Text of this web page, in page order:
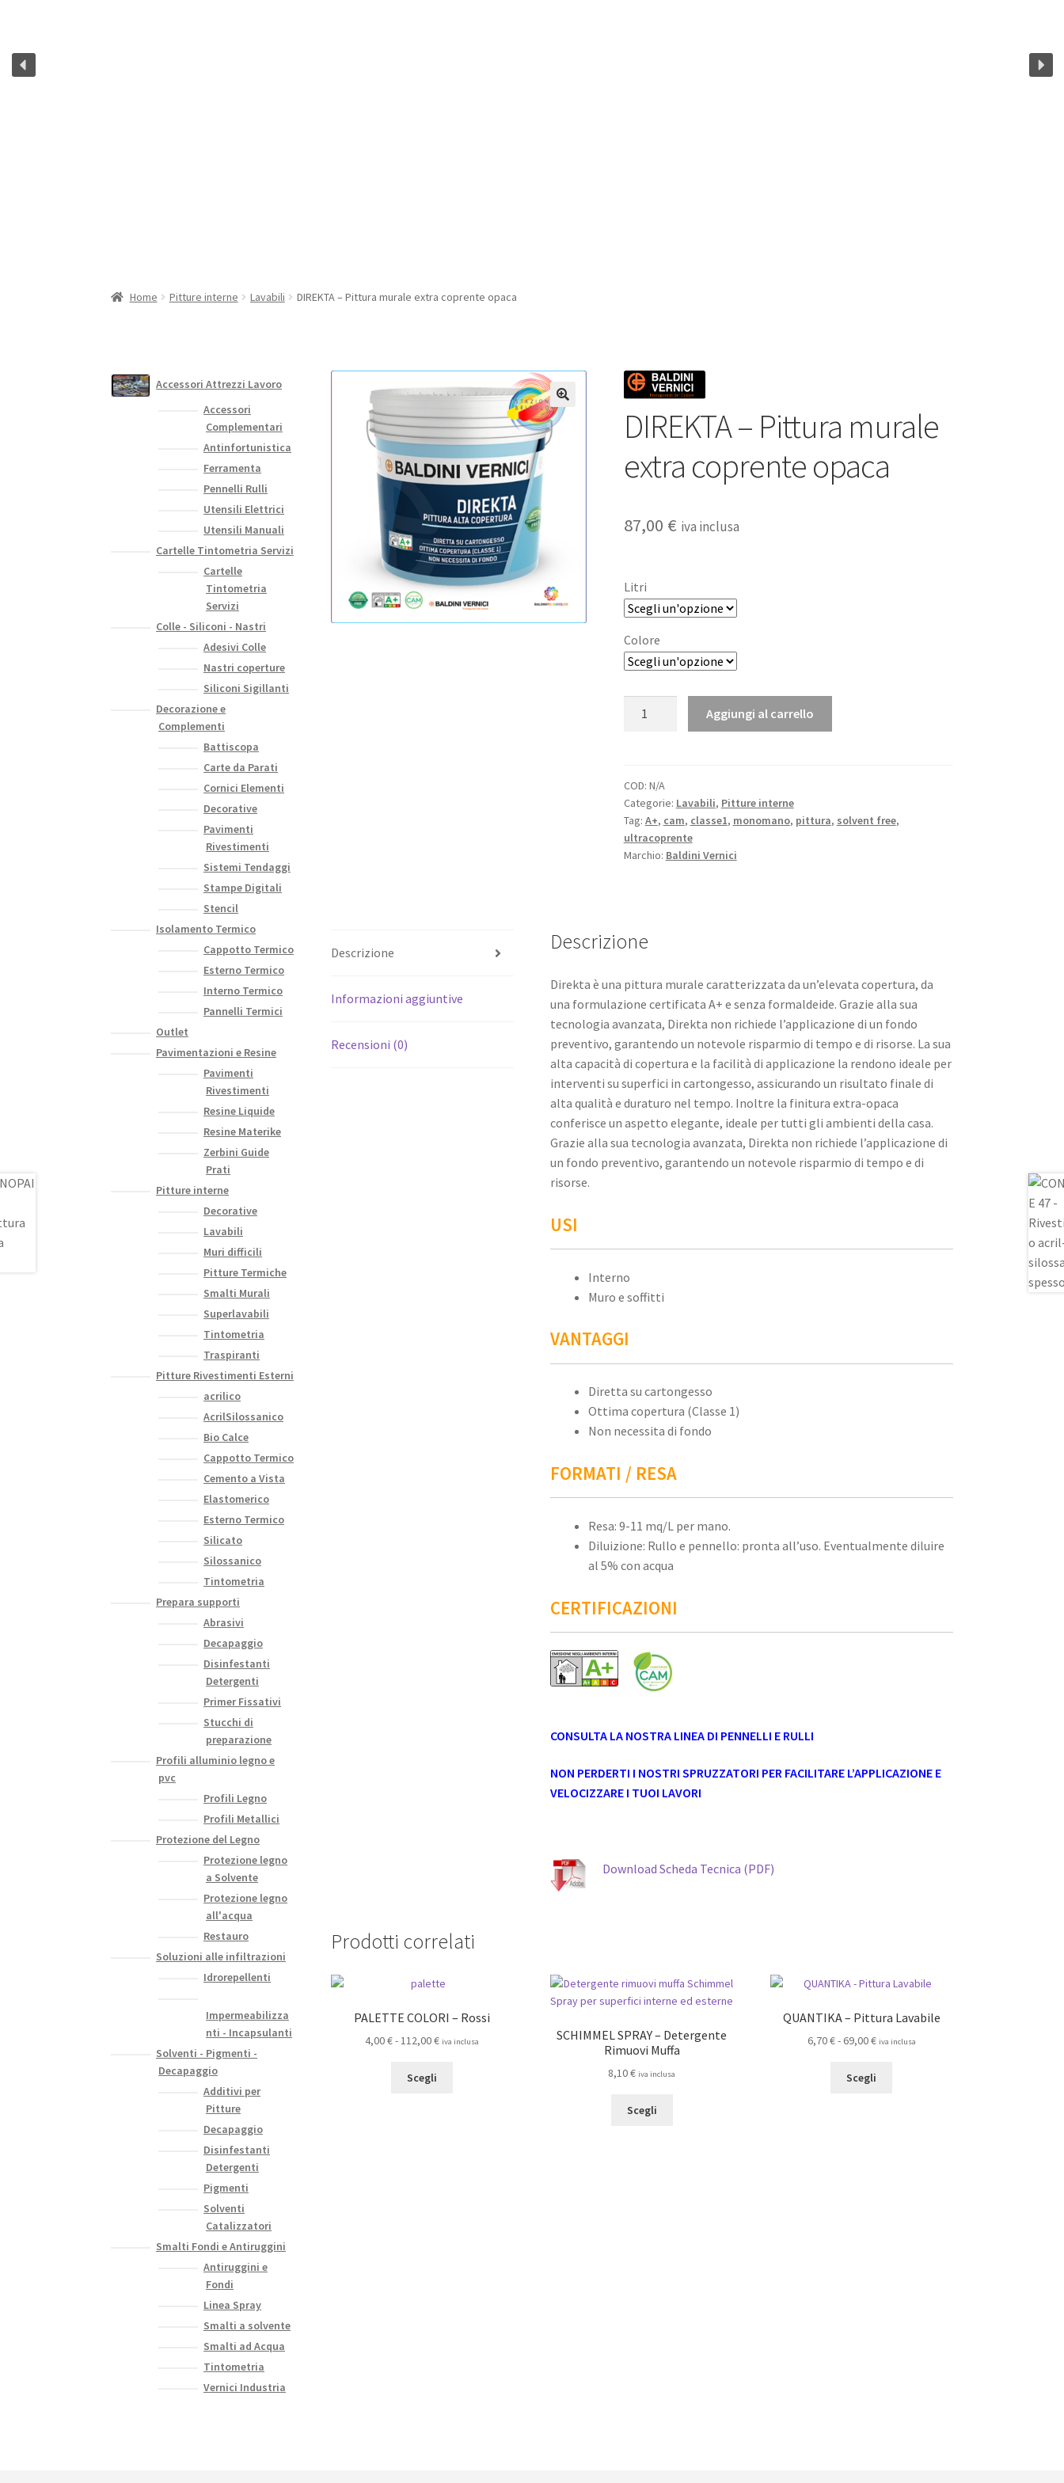
Home Pitture interne Lavabili DIREKTA – Pittura murale extra coprente opaca
🔍
DIREKTA – Pittura murale
extra coprente opaca
87,00 € iva inclusa
Litri
Colore
extra
coprente
opaca
quantità
Aggiungi al carrello
COD: N/A
Categorie: Lavabili, Pitture interne
Tag: A+, cam, classe1, monomano, pittura, solvent free,
ultracoprente
Marchio: Baldini Vernici
Descrizione
Informazioni aggiuntive
Recensioni (0)
Descrizione
Direkta è una pittura murale caratterizzata da un’elevata copertura, da
una formulazione certificata A+ e senza formaldeide. Grazie alla sua
tecnologia avanzata, Direkta non richiede l’applicazione di un fondo
preventivo, garantendo un notevole risparmio di tempo e di risorse. La sua
alta capacità di copertura e la facilità di applicazione la rendono ideale per
interventi su superfici in cartongesso, assicurando un risultato finale di
alta qualità e duraturo nel tempo. Inoltre la finitura extra-opaca
conferisce un aspetto elegante, ideale per tutti gli ambienti della casa.
Grazie alla sua tecnologia avanzata, Direkta non richiede l’applicazione di
un fondo preventivo, garantendo un notevole risparmio di tempo e di
risorse.
USI
Interno
Muro e soffitti
VANTAGGI
Diretta su cartongesso
Ottima copertura (Classe 1)
Non necessita di fondo
FORMATI / RESA
Resa: 9-11 mq/L per mano.
Diluizione: Rullo e pennello: pronta all’uso. Eventualmente diluire
al 5% con acqua
CERTIFICAZIONI
CONSULTA LA NOSTRA LINEA DI PENNELLI E RULLI
NON PERDERTI I NOSTRI SPRUZZATORI PER FACILITARE L’APPLICAZIONE E
VELOCIZZARE I TUOI LAVORI
Download Scheda Tecnica (PDF)
Prodotti correlati
PALETTE COLORI – Rossi
4,00€-112,00€Fascia
iva inclusa
Scegli
SCHIMMEL SPRAY – Detergente
Rimuovi Muffa
8,10€ iva inclusa
Scegli
QUANTIKA – Pittura Lavabile
6,70€- 69,00€Fascia
prezzo:
iva inclusa
Scegli
Accessori Attrezzi Lavoro
Accessori
Complementari
Antinfortunistica
Ferramenta
Pennelli Rulli
Utensili Elettrici
Utensili Manuali
Cartelle Tintometria Servizi
Cartelle
Tintometria
Servizi
Colle - Siliconi - Nastri
Adesivi Colle
Nastri coperture
Siliconi Sigillanti
Decorazione e
Complementi
Battiscopa
Carte da Parati
Cornici Elementi
Decorative
Pavimenti
Rivestimenti
Sistemi Tendaggi
Stampe Digitali
Stencil
Isolamento Termico
Cappotto Termico
Esterno Termico
Interno Termico
Pannelli Termici
Outlet
Pavimentazioni e Resine
Pavimenti
Rivestimenti
Resine Liquide
Resine Materike
Zerbini Guide
Prati
Pitture interne
Decorative
Lavabili
Muri difficili
Pitture Termiche
Smalti Murali
Superlavabili
Tintometria
Traspiranti
Pitture Rivestimenti Esterni
acrilico
AcrilSilossanico
Bio Calce
Cappotto Termico
Cemento a Vista
Elastomerico
Esterno Termico
Silicato
Silossanico
Tintometria
Prepara supporti
Abrasivi
Decapaggio
Disinfestanti
Detergenti
Primer Fissativi
Stucchi di
preparazione
Profili alluminio legno e
pvc
Profili Legno
Profili Metallici
Protezione del Legno
Protezione legno
a Solvente
Protezione legno
all'acqua
Restauro
Soluzioni alle infiltrazioni
Idrorepellenti
Impermeabilizza
nti - Incapsulanti
Solventi - Pigmenti -
Decapaggio
Additivi per
Pitture
Decapaggio
Disinfestanti
Detergenti
Pigmenti
Solventi
Catalizzatori
Smalti Fondi e Antiruggini
Antiruggini e
Fondi
Linea Spray
Smalti a solvente
Smalti ad Acqua
Tintometria
Vernici Industria